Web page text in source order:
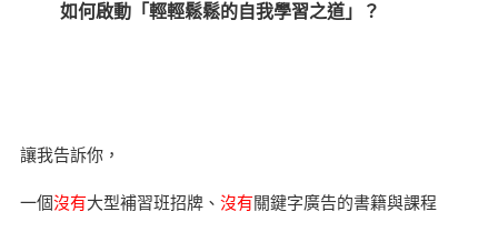
如何啟動「輕輕鬆鬆的自我學習之道」？
讓我告訴你，
一個沒有大型補習班招牌、 沒有關鍵字廣告的書籍與課程